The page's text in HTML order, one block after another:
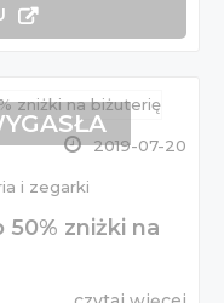
2019-07-20
i zegarki
zniżki na